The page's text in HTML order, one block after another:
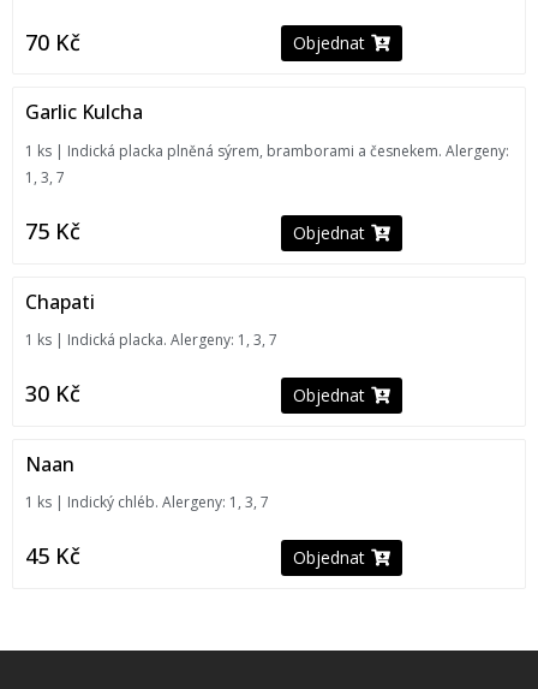
70 Kč Objednat
Garlic Kulcha
1 ks | Indická placka plněná sýrem, bramborami a česnekem. Alergeny:
1, 3, 7
75 Kč Objednat
Chapati
1 ks | Indická placka. Alergeny: 1, 3, 7
30 Kč Objednat
Naan
1 ks | Indický chléb. Alergeny: 1, 3, 7
45 Kč Objednat